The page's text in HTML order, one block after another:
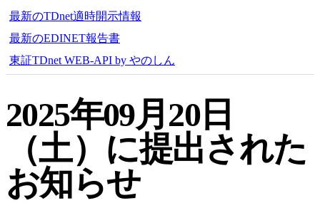
最新のTDnet適時開示情報
最新のEDINET報告書
東証TDnet WEB-API by やのしん
2025年09月20日
（土）に提出された
お知らせ